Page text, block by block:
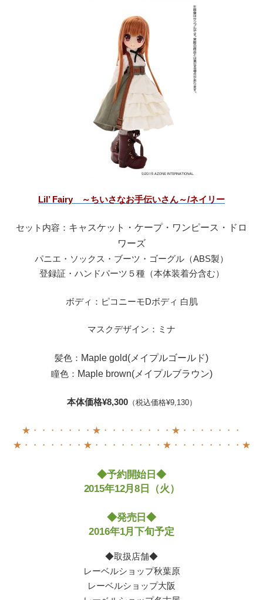
Lil’ Fairy ～ちいさなお手伝いさん～/ネイリー
セット内容： キャスケット・ケープ・ワンピース・ドロ
ワーズ
パニエ・ソックス・ブーツ・ゴーグル（ABS製）
登録証・ハンドパーツ５種（本体装着分含む）
ボディ：ピコニーモDボディ 白肌
マスクデザイン：ミナ
髪色： Maple gold(メイプルゴールド)
瞳色： Maple brown(メイプルブラウン)
本体価格¥8,300（税込価格¥9,130）
★・・・・・・・★・・・・・・・・★・・・・・・・
★・・・・・・・★・・・・・・・・★・・・・・・・・★
◆予約開始日◆
2015年12月8日（火）
◆発売日◆
2016年1月下旬予定
◆取扱店舗◆
レーベルショップ秋葉原
レーベルショップ大阪